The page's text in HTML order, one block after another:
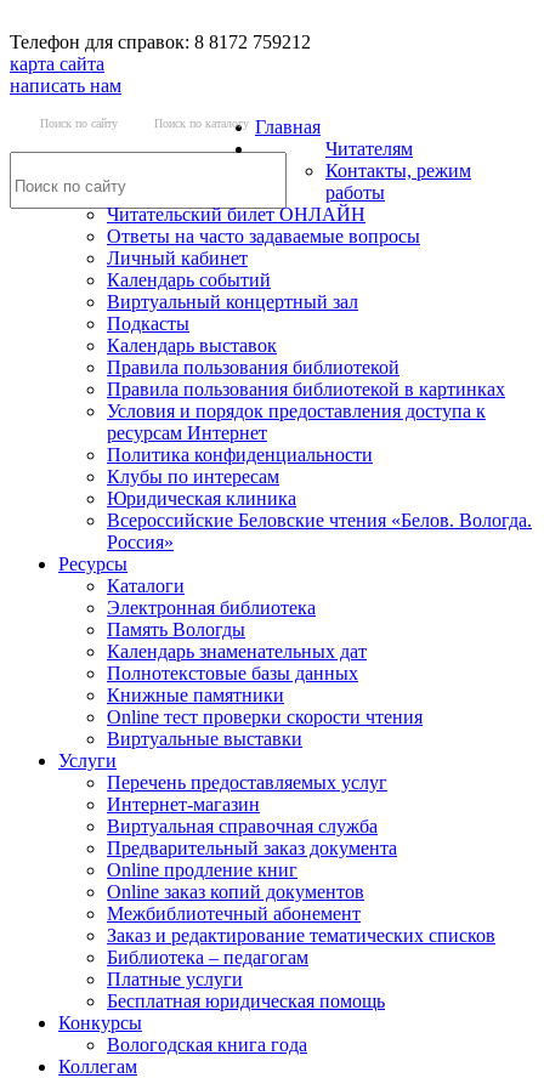
Телефон для справок: 8 8172 759212
карта сайта
написать нам
Поиск по сайту Поиск по каталогу Главная
Читателям
Контакты, режим
работы
Читательский билет ОНЛАЙН
Ответы на часто задаваемые вопросы
Личный кабинет
Календарь событий
Виртуальный концертный зал
Подкасты
Календарь выставок
Правила пользования библиотекой
Правила пользования библиотекой в картинках
Условия и порядок предоставления доступа к
ресурсам Интернет
Политика конфиденциальности
Клубы по интересам
Юридическая клиника
Всероссийские Беловские чтения «Белов. Вологда.
Россия»
Ресурсы
Каталоги
Электронная библиотека
Память Вологды
Календарь знаменательных дат
Полнотекстовые базы данных
Книжные памятники
Online тест проверки скорости чтения
Виртуальные выставки
Услуги
Перечень предоставляемых услуг
Интернет-магазин
Виртуальная справочная служба
Предварительный заказ документа
Online продление книг
Online заказ копий документов
Межбиблиотечный абонемент
Заказ и редактирование тематических списков
Библиотека – педагогам
Платные услуги
Бесплатная юридическая помощь
Конкурсы
Вологодская книга года
Коллегам